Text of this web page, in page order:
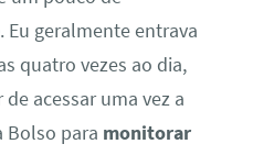
. Eu geralmente entrava
quatro vezes ao dia,
acessar uma vez a
Bolso para monitorar